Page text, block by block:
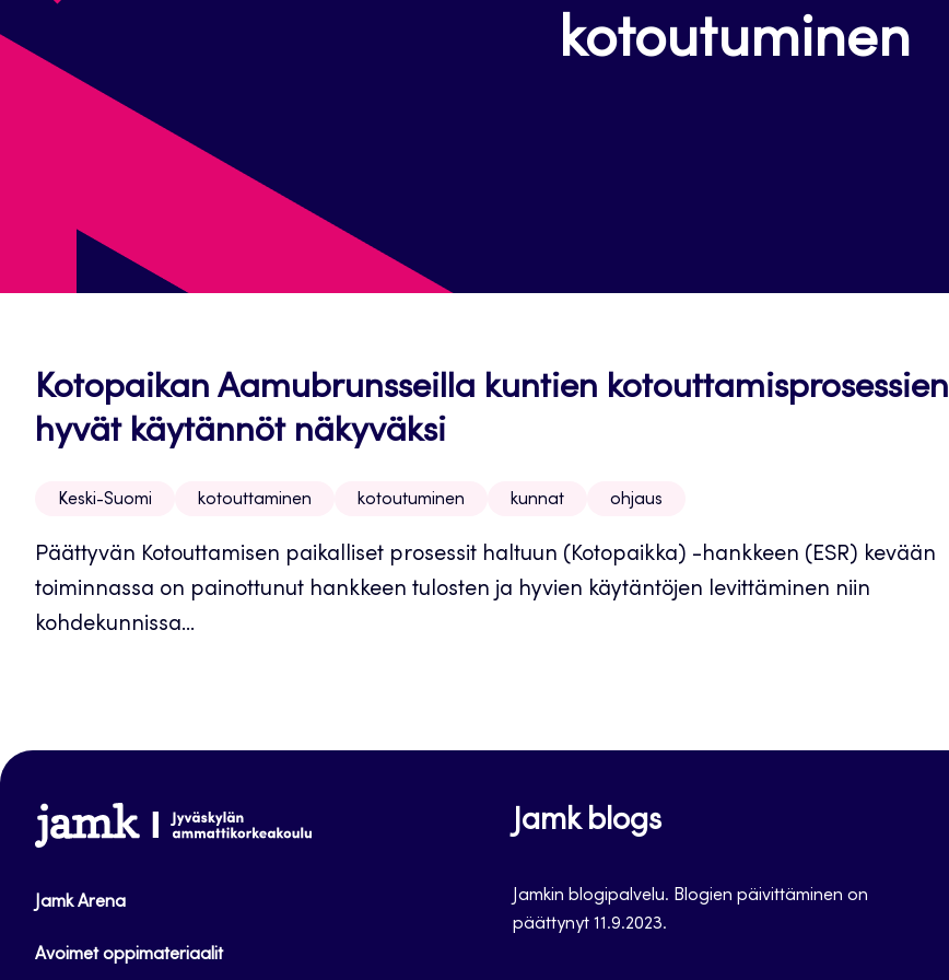
kotoutuminen
Kotopaikan Aamubrunsseilla kuntien kotouttamisprosessien
hyvät käytännöt näkyväksi
Keski-Suomi kotouttaminen kotoutuminen kunnat ohjaus
Päättyvän Kotouttamisen paikalliset prosessit haltuun (Kotopaikka) -hankkeen (ESR) kevään
toiminnassa on painottunut hankkeen tulosten ja hyvien käytäntöjen levittäminen niin
kohdekunnissa...
www.jamk.fi
Jamk Arena
Avoimet oppimateriaalit
Jamk blogs
Jamkin blogipalvelu. Blogien päivittäminen on
päättynyt 11.9.2023.